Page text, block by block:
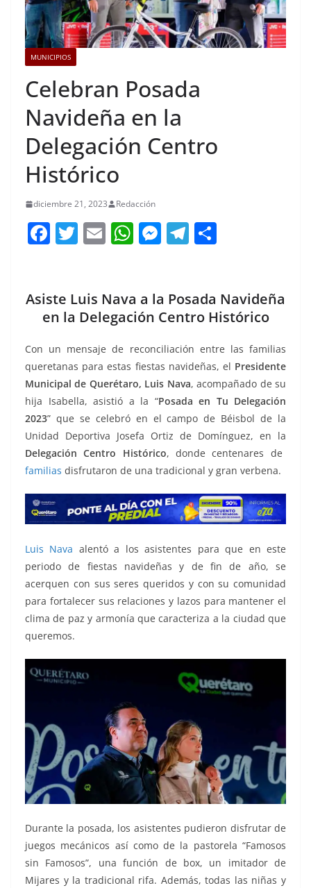
MUNICIPIOS
Celebran Posada
Navideña en la
Delegación Centro
Histórico
diciembre 21, 2023 Redacción
F
e
b
o
o
k
T
er
E
l
W
s
A
p
p
M
e
n
g
er
T
gr
a
m
p
ar
tir
Asiste Luis Nava a la Posada Navideña
en la Delegación Centro Histórico
Con un mensaje de reconciliación entre las familias
queretanas para estas fiestas navideñas, el Presidente
Municipal de Querétaro, Luis Nava, acompañado de su
hija Isabella, asistió a la “Posada en Tu Delegación
2023” que se celebró en el campo de Béisbol de la
Unidad Deportiva Josefa Ortiz de Domínguez, en la
Delegación Centro Histórico, donde centenares de
familias disfrutaron de una tradicional y gran verbena.
Luis Nava alentó a los asistentes para que en este
periodo de fiestas navideñas y de fin de año, se
acerquen con sus seres queridos y con su comunidad
para fortalecer sus relaciones y lazos para mantener el
clima de paz y armonía que caracteriza a la ciudad que
queremos.
Durante la posada, los asistentes pudieron disfrutar de
juegos mecánicos así como de la pastorela “Famosos
sin Famosos”, una función de box, un imitador de
Mijares y la tradicional rifa. Además, todas las niñas y